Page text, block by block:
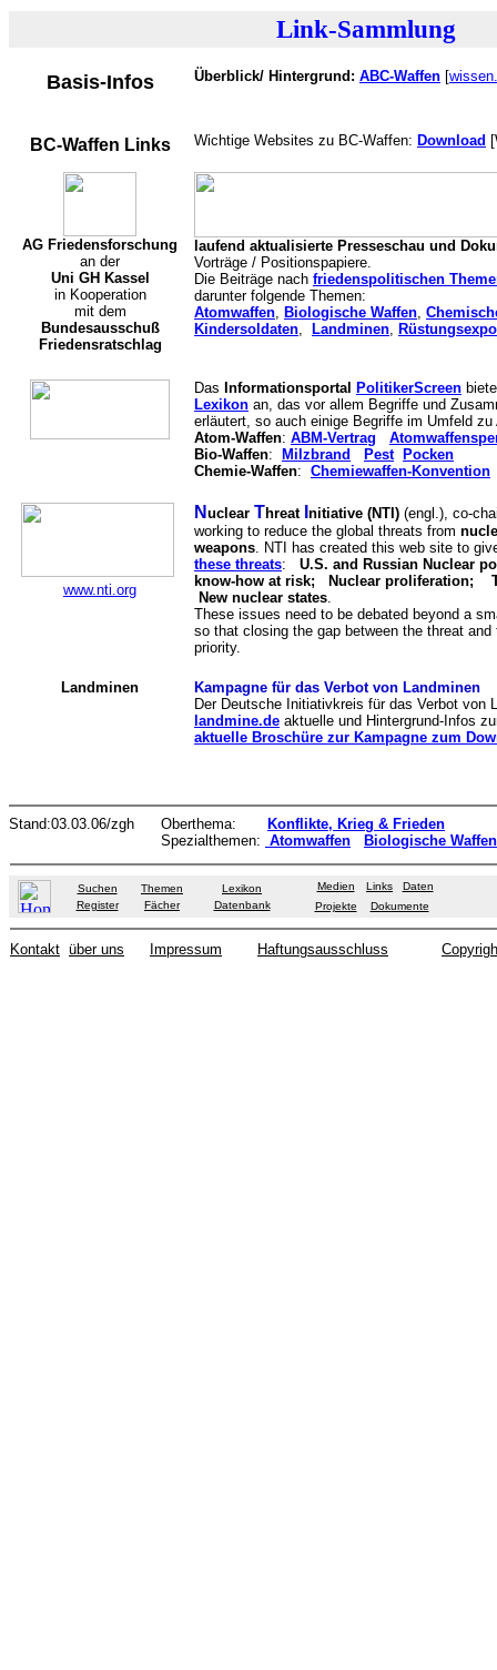
Link-Sammlung
Basis-Infos Überblick/ Hintergrund: ABC-Waffen [
BC-Waffen Links Wichtige Websites zu BC-Waffen: Download
AG Friedensforschung
an der
Uni GH Kassel
in Kooperation
mit dem
Bundesausschuß
Friedensratschlag
laufend aktualisierte Presseschau und
Vorträge / Positionspapiere.
Die Beiträge nach friedenspolitischen
darunter folgende Themen:
Atomwaffen, Biologische Waffen,
Kindersoldaten, Landminen,
Das Informationsportal PolitikerScreen
Lexikon an, das vor allem Begriffe und
erläutert, so auch einige Begriffe im Umfeld zu
Atom-Waffen: ABM-Vertrag
Bio-Waffen: Milzbrand Pest
Pocken
Chemie-Waffen: Chemiewaffen-Konvention
www.nti.org
N uclear Threat nitiative (NTI) (engl.), co-
working to reduce the global threats from
weapons. NTI has created this web site to
these threats:
U.S. and Russian Nuclear
know-how at risk; Nuclear proliferation;
New nuclear states.
These issues need to be debated beyond a
so that closing the gap between the threat
priority.
Landminen
Kampagne für das Verbot von Landminen
Der Deutsche Initiativkreis für das Verbot von
landmine.de aktuelle und Hintergrund-Infos
aktuelle Broschüre zur Kampagne zum
Stand:03.03.06/zgh Oberthema:
Konflikte, Krieg & Frieden
Spezialthemen: Atomwaffen Biologische Waffen
Suchen Themen
Lexikon
Register
Fächer Datenbank
Medien Links
Daten
Projekte
Dokumente
Kontakt über uns Impressum Haftungsausschluss